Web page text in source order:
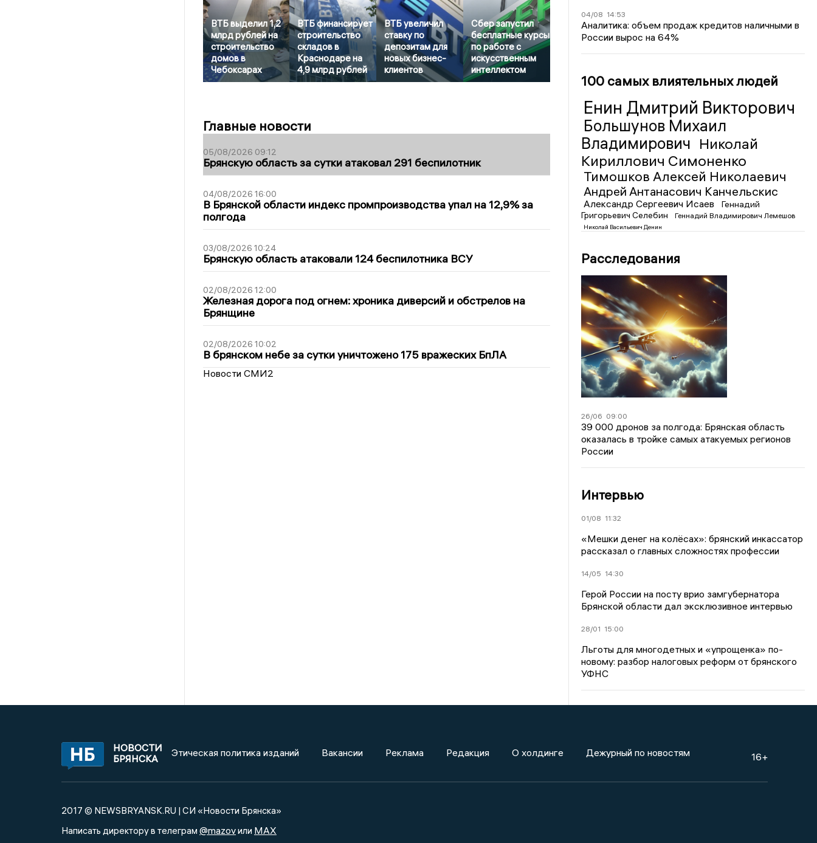
ВТБ выделил 1,2
млрд рублей на
строительство
домов в
Чебоксарах
ВТБ финансирует
строительство
складов в
Краснодаре на
4,9 млрд рублей
ВТБ увеличил
ставку по
депозитам для
новых бизнес-
клиентов
Сбер запустил
бесплатные курсы
по работе с
искусственным
интеллектом
Главные новости
05/08/2026 09:12
Брянскую область за сутки атаковал 291 беспилотник
04/08/2026 16:00
В Брянской области индекс промпроизводства упал на 12,9% за
полгода
03/08/2026 10:24
Брянскую область атаковали 124 беспилотника ВСУ
02/08/2026 12:00
Железная дорога под огнем: хроника диверсий и обстрелов на
Брянщине
02/08/2026 10:02
В брянском небе за сутки уничтожено 175 вражеских БпЛА
Новости СМИ2
04/08 14:53
Аналитика: объем продаж кредитов наличными в
России вырос на 64%
100 самых влиятельных людей
Енин Дмитрий Викторович
Большунов Михаил
Владимирович Николай
Кириллович Симоненко
Тимошков Алексей Николаевич
Андрей Антанасович Канчельскис
Александр Сергеевич Исаев
Геннадий
Григорьевич Селебин
Геннадий Владимирович Лемешов
Николай Васильевич Денин
Расследования
26/06 09:00
39 000 дронов за полгода: Брянская область
оказалась в тройке самых атакуемых регионов
России
Интервью
01/08 11:32
«Мешки денег на колёсах»: брянский инкассатор
рассказал о главных сложностях профессии
14/05 14:30
Герой России на посту врио замгубернатора
Брянской области дал эксклюзивное интервью
28/01 15:00
Льготы для многодетных и «упрощенка» по-
новому: разбор налоговых реформ от брянского
УФНС
НОВОСТИ
БРЯНСКА
Этическая политика изданий Вакансии Реклама Редакция О холдинге Дежурный по новостям 16+
2017 © NEWSBRYANSK.RU | СИ «Новости Брянска»
Написать директору в телеграм @mazovили MAX